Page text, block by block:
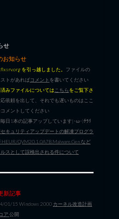
せ
お知らせ
を引っ越しました。 ファイルの
ストがあればコメント を書いてください
みファイルについては こちらをご覧下さ
依頼を出して、それでも遅いものはここ
メントしてください
毎日1本の記事アップしています|･ω･)ﾁﾗﾘ
キュリティアップデートの解凍プログラ
HEUR/QVM20.1.0A7B.Malware.Gen など
スとして誤検出される件について
新記事
01/15 Windows 2000 カーネル改造計画
ア 公開